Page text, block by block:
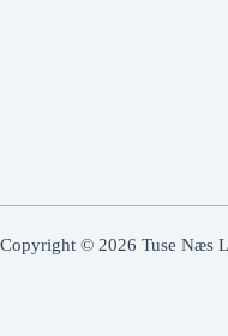
Copyright © 2026 Tuse Næs